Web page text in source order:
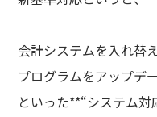
会計システムを入れ替
プログラムをアップデ
といった**“システム対